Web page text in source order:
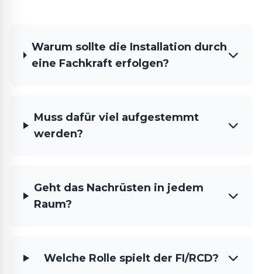
Warum sollte die Installation durch
eine Fachkraft erfolgen?
Muss dafür viel aufgestemmt
werden?
Geht das Nachrüsten in jedem
Raum?
Welche Rolle spielt der FI/RCD?